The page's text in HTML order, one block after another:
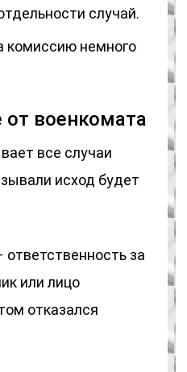
случай.
комиссию немного
военкомата
все случаи
исход будет
за
или лицо
отказался